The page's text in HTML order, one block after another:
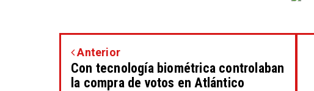
Anterior
Con tecnología biométrica controlaban
la compra de votos en Atlántico